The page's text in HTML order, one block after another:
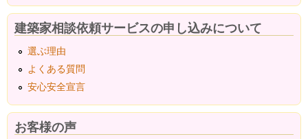
建築家相談依頼サービスの申し込みについて
選ぶ理由
よくある質問
安心安全宣言
お客様の声